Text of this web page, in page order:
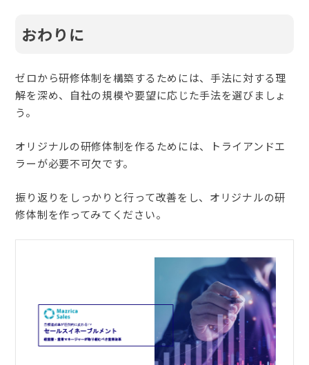
おわりに
ゼロから研修体制を構築するためには、手法に対する理
解を深め、自社の規模や要望に応じた手法を選びましょ
う。
オリジナルの研修体制を作るためには、トライアンドエ
ラーが必要不可欠です。
振り返りをしっかりと行って改善をし、オリジナルの研
修体制を作ってみてください。